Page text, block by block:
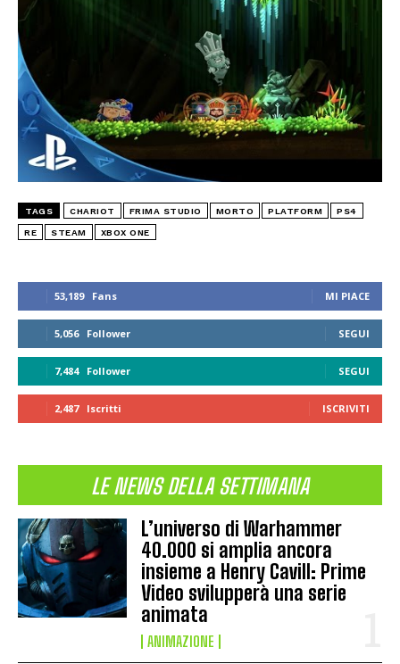
53,189 Fans MI PIACE
5,056 Follower SEGUI
7,484 Follower SEGUI
2,487 Iscritti ISCRIVITI
LE NEWS DELLA SETTIMANA
L’universo di Warhammer
40.000 si amplia ancora
insieme a Henry Cavill: Prime
Video svilupperà una serie
animata
ANIMAZIONE
TAGS CHARIOT FRIMA STUDIO MORTO PLATFORM PS4
RE STEAM XBOX ONE